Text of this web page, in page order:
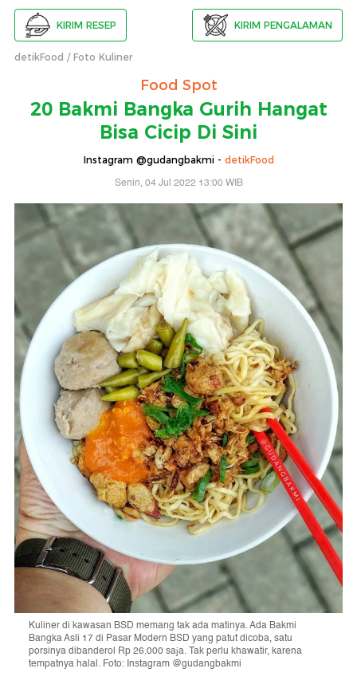
KIRIM RESEP KIRIM PENGALAMAN
detikFood Foto Kuliner
Food Spot
20 Bakmi Bangka Gurih Hangat
Bisa Cicip Di Sini
Instagram @gudangbakmi - detikFood
Senin, 04 Jul 2022 13:00 WIB
Kuliner di kawasan BSD memang tak ada matinya. Ada Bakmi
Bangka Asli 17 di Pasar Modern BSD yang patut dicoba, satu
porsinya dibanderol Rp 26.000 saja. Tak perlu khawatir, karena
tempatnya halal. Foto: Instagram @gudangbakmi